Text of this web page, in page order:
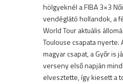
hölgyeknél a FIBA 3×3
vendéglátó hollandok, a
World Tour aktuális
Toulouse csapata nyerte.
magyar csapat, a Győr is
verseny első napján
elvesztette, így kiesett a